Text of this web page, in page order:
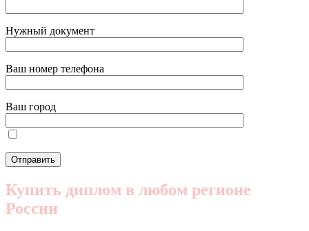
Нужный документ
Ваш номер телефона
Ваш город
Купить диплом в любом регионе
России